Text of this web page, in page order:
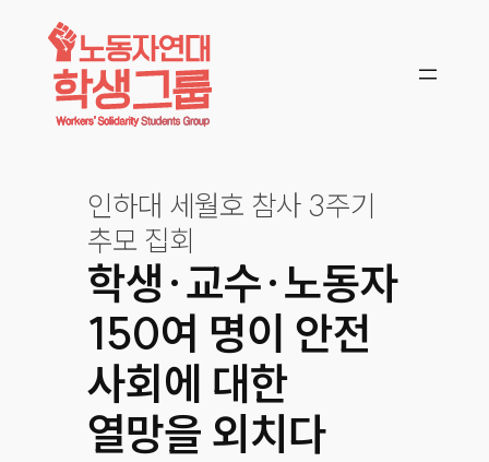
콘텐츠로
바로가기
인하대 세월호 참사 3주기
추모 집회
학생·교수·노동자
150여 명이 안전
사회에 대한
열망을 외치다